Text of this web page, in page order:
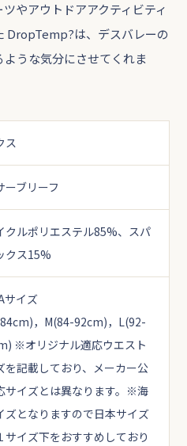
やアウトドアアクティビティ
DropTemp?は、デスバレーの
うな気分にさせてくれま
ス
ーブリーフ
クルポリエステル85%、スパ
クス15%
イズ
，M(84-92cm)，L(92-
※オリジナル適応ウエスト
を記載しており、メーカー公
サイズとは異なります。 ※海
ズとなりますので日本サイズ
サイズ下をおすすめしており